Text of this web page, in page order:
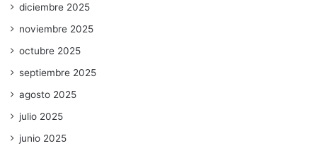
diciembre 2025
noviembre 2025
octubre 2025
septiembre 2025
agosto 2025
julio 2025
junio 2025